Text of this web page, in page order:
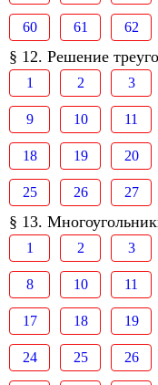
60 61 62
§ 12. Решение
1 2 3
9 10 11
18 19 20
25 26 27
§ 13.
1 2 3
8 10 11
17 18 19
24 25 26